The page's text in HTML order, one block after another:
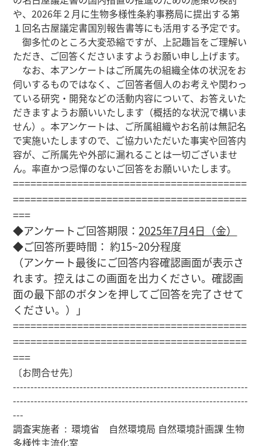
や、2026年２月に生物多様性条約事務局に提出する第
１回名古屋議定書国別報告書等にも活用する予定です。
御多忙のところ大変恐縮ですが、上記趣旨をご理解い
ただき、ご回答くださいますようお願い申し上げます。
なお、本アンケートはご所属先の組織全体の状況をお
伺いするものではなく、ご回答者個人のお考えや関わっ
ている研究・開発などの活動内容について、お答えいた
だきますようお願いいたします（概括的な状況で構いま
せん）。本アンケートは、ご所属組織やお名前は無記名
で実施いたしますので、ご協力いただいた事実や回答内
容が、ご所属先や外部に漏れることは一切ございませ
ん。率直かつ忌憚のないご回答をお願いいたします。
========================================
========================================
===
◆アンケートご回答期限：2025年7月4日（金）
◆ご回答所要時間： 約15~20分程度
（アンケート最後にご回答内容確認画面が表示さ
れます。控えはこの画面を出力ください。確認画
面の最下部のボタンを押してご回答を完了させて
ください。）」
========================================
========================================
===
〔お問合せ先〕
-------------------------------------------------------------------
-------------------------------------------------------------------
---
調査実施者 : 環境省 自然環境局 自然環境計画課 生物
多様性主流化室